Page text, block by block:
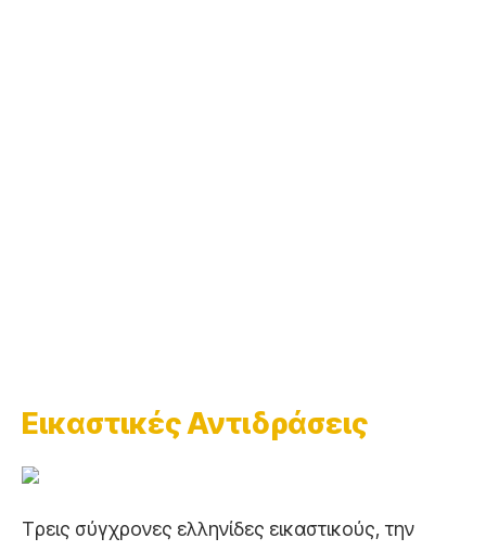
Εικαστικές Αντιδράσεις
Tρεις σύγχρονες ελληνίδες εικαστικούς, την